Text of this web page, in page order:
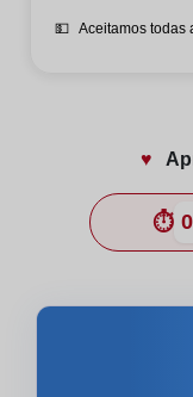
💵 Aceitamos todas
♥️
⏱️